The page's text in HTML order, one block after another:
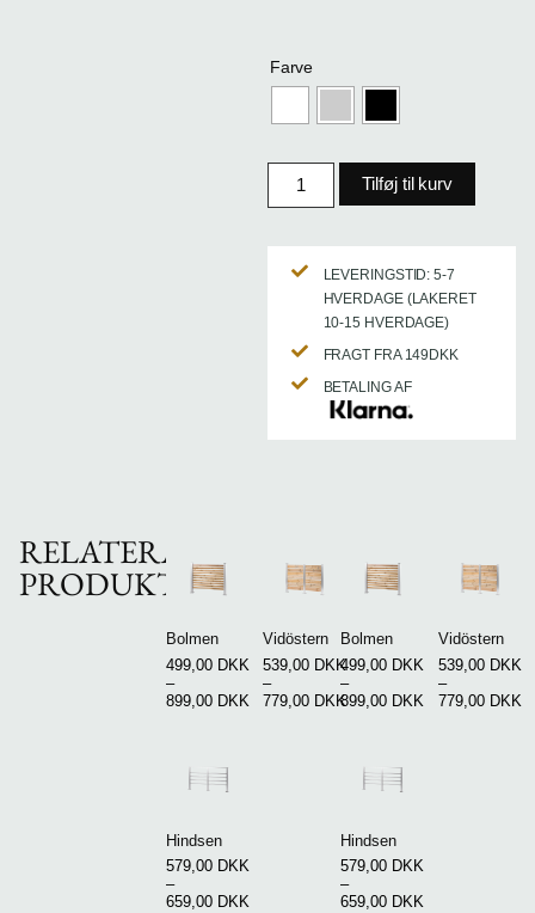
Farve
Tilføj til kurv
LEVERINGSTID: 5-7
HVERDAGE (LAKERET
10-15 HVERDAGE)
FRAGT FRA 149DKK
BETALING AF
RELATERADE
PRODUKTER
Bolmen
499,00 DKK
–
899,00 DKK
Vidöstern
539,00 DKK
–
779,00 DKK
Hindsen
579,00 DKK
–
659,00 DKK
Bolmen
499,00 DKK
–
899,00 DKK
Vidöstern
539,00 DKK
–
779,00 DKK
Hindsen
579,00 DKK
–
659,00 DKK